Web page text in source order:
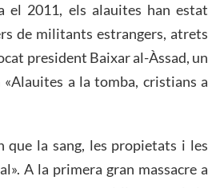
el 2011, els alauites han estat
de militants estrangers, atrets
president Baixar al-Àssad, un
a la tomba, cristians a
la sang, les propietats i les
A la primera gran massacre a